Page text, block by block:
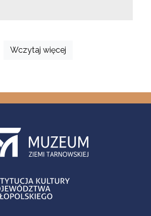
Wczytaj więcej